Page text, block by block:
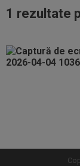
1 rezultate
mai
mai